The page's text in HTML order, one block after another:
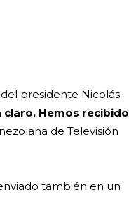
presidente Nicolás
claro. Hemos recibido
de Televisión
también en un